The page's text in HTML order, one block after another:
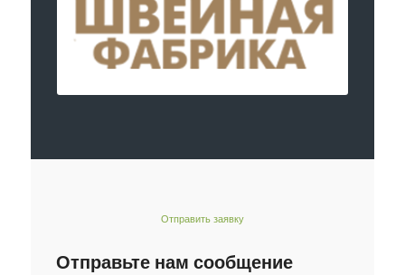
Отправить заявку
Отправьте нам сообщение